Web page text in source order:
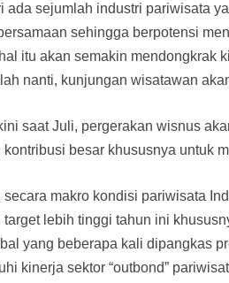
ada sejumlah industri pariwisata
sehingga berpotensi
itu akan semakin mendongkrak
nanti, kunjungan wisatawan
saat Juli, pergerakan wisnus
kontribusi besar khususnya untuk
secara makro kondisi pariwisata
target lebih tinggi tahun ini
yang beberapa kali dipangkas
kinerja sektor “outbond”